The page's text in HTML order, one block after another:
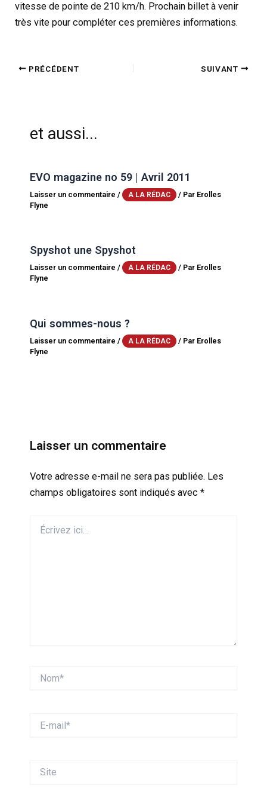
vitesse de pointe de 210 km/h. Prochain billet à venir
très vite pour compléter ces premières informations.
PRÉCÉDENT SUIVANT
et aussi...
EVO magazine no 59 | Avril 2011
Laisser un commentaire / A LA RÉDAC / Par Erolles
Flyne
Spyshot une Spyshot
Laisser un commentaire / A LA RÉDAC / Par Erolles
Flyne
Qui sommes-nous ?
Laisser un commentaire / A LA RÉDAC / Par Erolles
Flyne
Laisser un commentaire
Votre adresse e-mail ne sera pas publiée. Les
champs obligatoires sont indiqués avec *
ici…
mail*